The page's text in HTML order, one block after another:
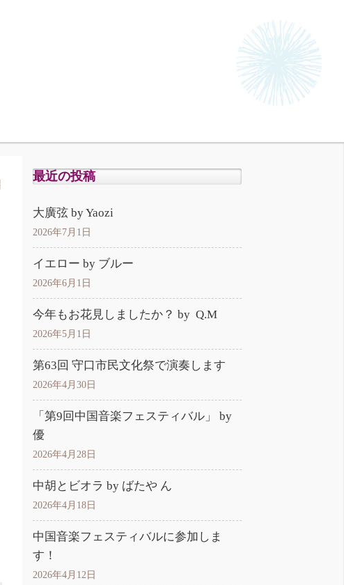
最近の投稿
大廣弦 by Yaozi
2026年7月1日
イエロー by ブルー
2026年6月1日
今年もお花見しましたか？ by Q.M
2026年5月1日
第63回 守口市民文化祭で演奏します
2026年4月30日
「第9回中国音楽フェスティバル」 by
優
2026年4月28日
中胡とビオラ by ばたや ん
2026年4月18日
中国音楽フェスティバルに参加しま
す！
2026年4月12日